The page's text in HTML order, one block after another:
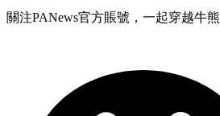
關注PANews官方賬號，一起穿越牛熊